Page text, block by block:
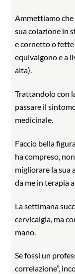
Ammettiamo che
sua colazione in
e cornetto o
equivalgono e a
alta).
Trattandolo con
passare il
medicinale.
Faccio bella
ha compreso,
migliorare la sua
da me in terapia
La settimana
cervicalgia, ma
mano.
Se fossi un
correlazione”,